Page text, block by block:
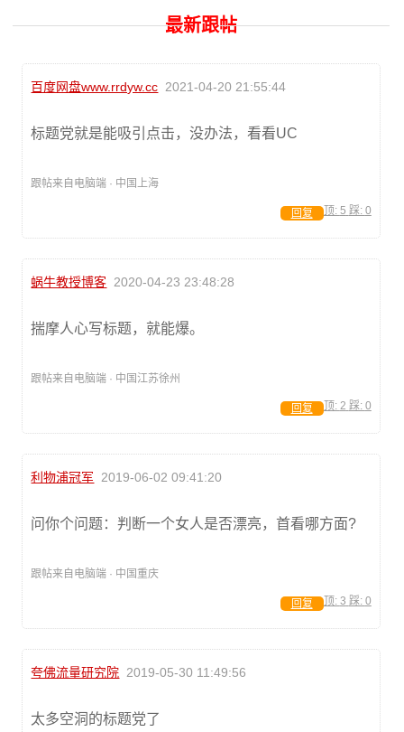
最新跟帖
百度网盘www.rrdyw.cc 2021-04-20 21:55:44
标题党就是能吸引点击，没办法，看看UC
跟帖来自电脑端 · 中国上海
顶: 5 踩: 0
回复
蜗牛教授博客 2020-04-23 23:48:28
揣摩人心写标题，就能爆。
跟帖来自电脑端 · 中国江苏徐州
顶: 2 踩: 0
回复
利物浦冠军 2019-06-02 09:41:20
问你个问题：判断一个女人是否漂亮，首看哪方面?
跟帖来自电脑端 · 中国重庆
顶: 3 踩: 0
回复
夸佛流量研究院 2019-05-30 11:49:56
太多空洞的标题党了